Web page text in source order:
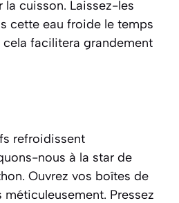
cuisson. Laissez-les
cette eau froide le temps
cela facilitera grandement
refroidissent
nous à la star de
Ouvrez vos boîtes de
Pressez